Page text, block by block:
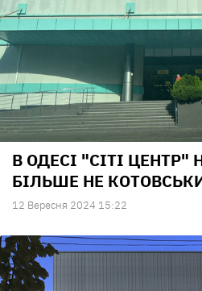
В ОДЕСІ "СІТІ ЦЕНТР"
БІЛЬШЕ НЕ
12 Вересня 2024 15:22